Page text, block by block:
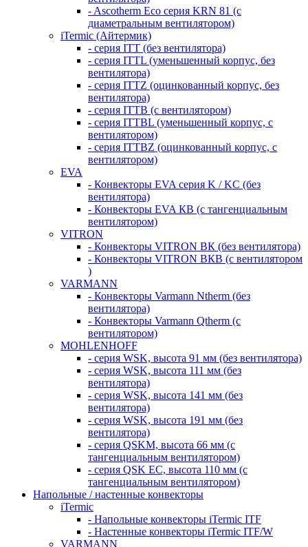
- Ascotherm Eco серия KRN 81 (с
диаметральным вентилятором)
iTermic (Айтермик)
- серия ITT (без вентилятора)
- серия ITTL (уменьшенный корпус, без
вентилятора)
- серия ITTZ (оцинкованный корпус, без
вентилятора)
- серия ITTB (с вентилятором)
- серия ITTBL (уменьшенный корпус, с
вентилятором)
- серия ITTBZ (оцинкованный корпус, с
вентилятором)
EVA
- Конвекторы EVA серия K / KC (без
вентилятора)
- Конвекторы EVA КВ (с тангенциальным
вентилятором)
VITRON
- Конвекторы VITRON ВК (без вентилятора)
- Конвекторы VITRON ВКВ (с вентилятором
)
VARMANN
- Конвекторы Varmann Ntherm (без
вентилятора)
- Конвекторы Varmann Qtherm (с
вентилятором)
MOHLENHOFF
- серия WSK, высота 91 мм (без вентилятора)
- серия WSK, высота 111 мм (без
вентилятора)
- серия WSK, высота 141 мм (без
вентилятора)
- серия WSK, высота 191 мм (без
вентилятора)
- серия QSKM, высота 66 мм (с
тангенциальным вентилятором)
- серия QSK EC, высота 110 мм (с
тангенциальным вентилятором)
Напольные / настенные конвекторы
iTermic
- Напольные конвекторы iTermic ITF
- Настенные конвекторы iTermic ITF/W
VARMANN